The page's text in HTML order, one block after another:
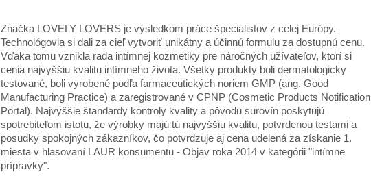
Značka LOVELY LOVERS je výsledkom práce špecialistov z celej Európy.
Technológovia si dali za cieľ vytvoriť unikátny a účinnú formulu za dostupnú cenu.
Vďaka tomu vznikla rada intímnej kozmetiky pre náročných užívateľov, ktorí si
cenia najvyššiu kvalitu intímneho života. Všetky produkty boli dermatologicky
testované, boli vyrobené podľa farmaceutických noriem GMP (ang. Good
Manufacturing Practice) a zaregistrované v CPNP (Cosmetic Products Notification
Portal). Najvyššie štandardy kontroly kvality a pôvodu surovín poskytujú
spotrebiteľom istotu, že výrobky majú tú najvyššiu kvalitu, potvrdenou testami a
posudky spokojných zákazníkov, čo potvrdzuje aj cena udelená za získanie 1.
miesta v hlasovaní LAUR konsumentu - Objav roka 2014 v kategórii "intímne
prípravky".